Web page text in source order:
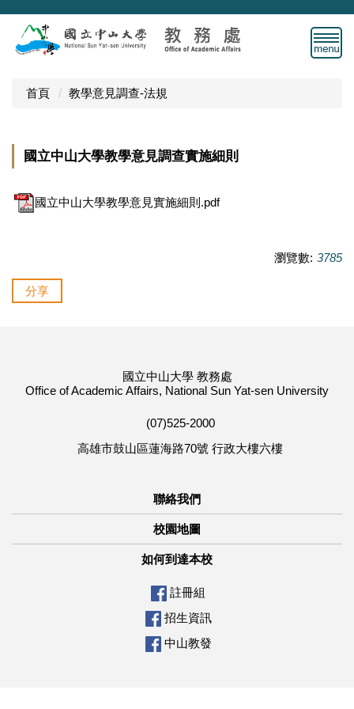
跳
主
首頁 教學意見調查-法規
國立中山大學教學意見調查實施細則
國立中山大學教學意見實施細則.pdf
瀏覽數: 3785
分享
國立中山大學 教務處
Office of Academic Affairs, National Sun Yat-sen University
(07)525-2000
高雄市鼓山區蓮海路70號 行政大樓六樓
聯絡我們
校園地圖
如何到達本校
註冊組
招生資訊
中山教發